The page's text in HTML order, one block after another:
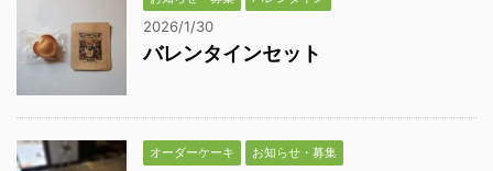
2026/1/30
バレンタインセット
オーダーケーキ お知らせ・募集